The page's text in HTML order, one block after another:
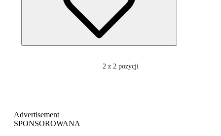
2 z 2 pozycji
Advertisement
SPONSOROWANA